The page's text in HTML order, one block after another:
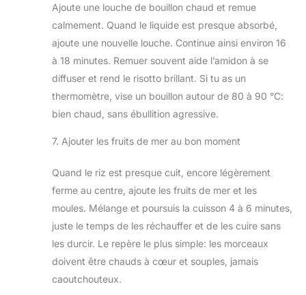
Ajoute une louche de bouillon chaud et remue
calmement. Quand le liquide est presque absorbé,
ajoute une nouvelle louche. Continue ainsi environ 16
à 18 minutes. Remuer souvent aide l’amidon à se
diffuser et rend le risotto brillant. Si tu as un
thermomètre, vise un bouillon autour de 80 à 90 °C:
bien chaud, sans ébullition agressive.
7. Ajouter les fruits de mer au bon moment
Quand le riz est presque cuit, encore légèrement
ferme au centre, ajoute les fruits de mer et les
moules. Mélange et poursuis la cuisson 4 à 6 minutes,
juste le temps de les réchauffer et de les cuire sans
les durcir. Le repère le plus simple: les morceaux
doivent être chauds à cœur et souples, jamais
caoutchouteux.